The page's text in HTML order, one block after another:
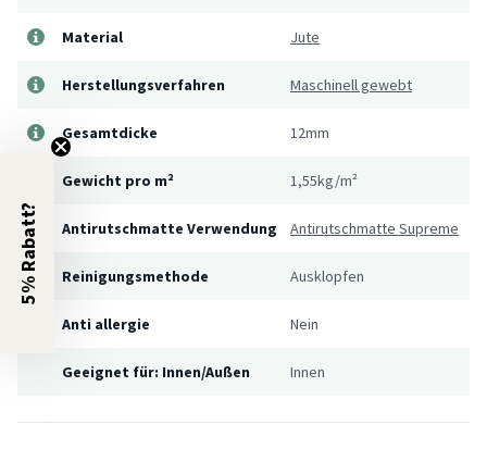
Material Jute
Herstellungsverfahren Maschinell gewebt
Gesamtdicke 12mm
Gewicht pro m² 1,55kg/m²
Antirutschmatte Verwendung Antirutschmatte Supreme
Reinigungsmethode Ausklopfen
Anti allergie Nein
Geeignet für: Innen/Außen Innen
5% Rabatt?